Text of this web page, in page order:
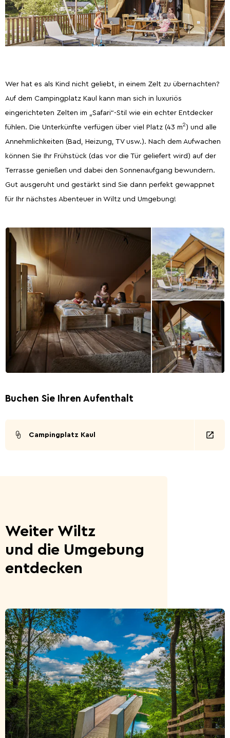
Wer hat es als Kind nicht geliebt, in einem Zelt zu übernachten?
Auf dem Campingplatz Kaul kann man sich in luxuriös
eingerichteten Zelten im „Safari“-Stil wie ein echter Entdecker
fühlen. Die Unterkünfte verfügen über viel Platz (43 m2) und alle
Annehmlichkeiten (Bad, Heizung, TV usw.). Nach dem Aufwachen
können Sie Ihr Frühstück (das vor die Tür geliefert wird) auf der
Terrasse genießen und dabei den Sonnenaufgang bewundern.
Gut ausgeruht und gestärkt sind Sie dann perfekt gewappnet
für Ihr nächstes Abenteuer in Wiltz und Umgebung!
Buchen Sie Ihren Aufenthalt
Campingplatz Kaul
Weiter Wiltz
und die Umgebung
entdecken